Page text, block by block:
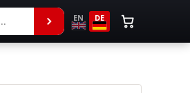
EN DE